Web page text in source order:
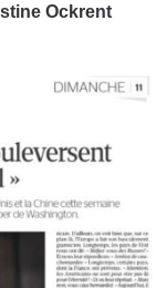
Ockrent